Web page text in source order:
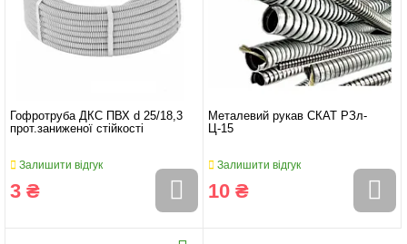
Гофротруба ДКС ПВХ d 25/18,3
прот.заниженої стійкості
Залишити відгук
3 ₴
Металевий рукав СКАТ РЗл-
Ц-15
Залишити відгук
10 ₴